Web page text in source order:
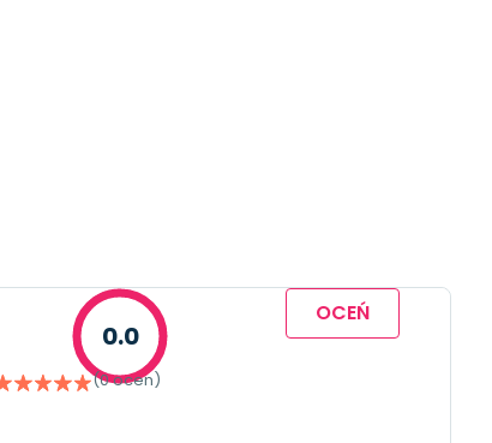
0.0
(0 ocen)
OCEŃ